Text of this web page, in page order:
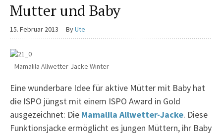
Mutter und Baby
15. Februar 2013 ByUte
Mamalila Allwetter-Jacke Winter
Eine wunderbare Idee für aktive Mütter mit Baby hat
die ISPO jüngst mit einem ISPO Award in Gold
ausgezeichnet: Die Mamalila Allwetter-Jacke. Diese
Funktionsjacke ermöglicht es jungen Müttern, ihr Baby